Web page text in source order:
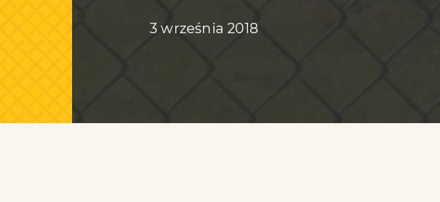
3 września 2018